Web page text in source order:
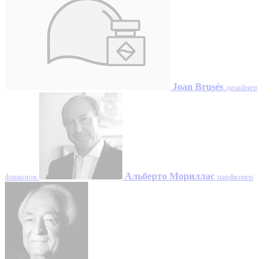
Joan Brusés дизайнер
флаконов Альберто Мориллас парфюмер